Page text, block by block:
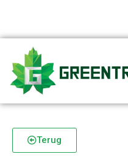
Terug